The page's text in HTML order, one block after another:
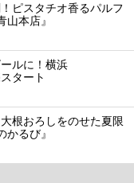
ピスタチオ香るパルフ
本店』
ルに！横浜
タート
根おろしをのせた夏限
るび』